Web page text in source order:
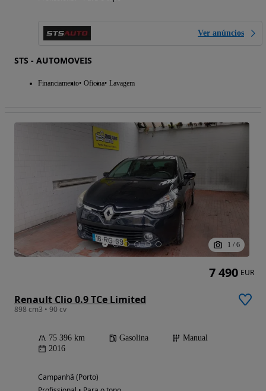
Ver anúncios
STS - AUTOMOVEIS
Financiamento Oficina Lavagem
1 / 6
Renault Clio 0.9 TCe Limited
898 cm3 • 90 cv
75 396 km Gasolina
Manual
2016
Campanhã (Porto)
7 490 EUR